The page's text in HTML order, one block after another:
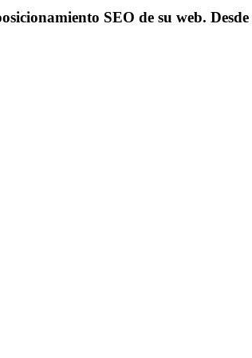
SEO de su web.